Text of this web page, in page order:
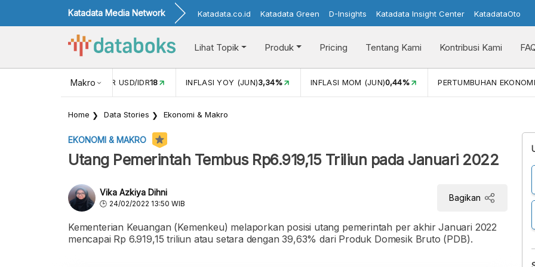
Katadata Media Network Katadata.co.id Katadata Green D-Insights Katadata Insight Center KatadataOto
Lihat Topik Produk Pricing Tentang Kami Kontribusi Kami
Makro
NILAI TUKAR USD/IDR18 INFLASI YOY (JUN)3,34% INFLASI MOM (JUN)0,44% PERTUMBUHAN EKONOMI
Home Data Stories Ekonomi & Makro
EKONOMI & MAKRO
Utang Pemerintah Tembus Rp6.919,15 Triliun pada Januari 2022
Vika Azkiya Dihni
24/02/2022 13:50 WIB
Bagikan
Kementerian Keuangan (Kemenkeu) melaporkan posisi utang pemerintah per akhir Januari 2022
mencapai Rp 6.919,15 triliun atau setara dengan 39,63% dari Produk Domesik Bruto (PDB).